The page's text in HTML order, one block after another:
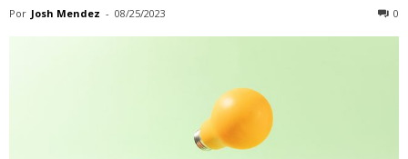
Por Josh Mendez - 08/25/2023 0